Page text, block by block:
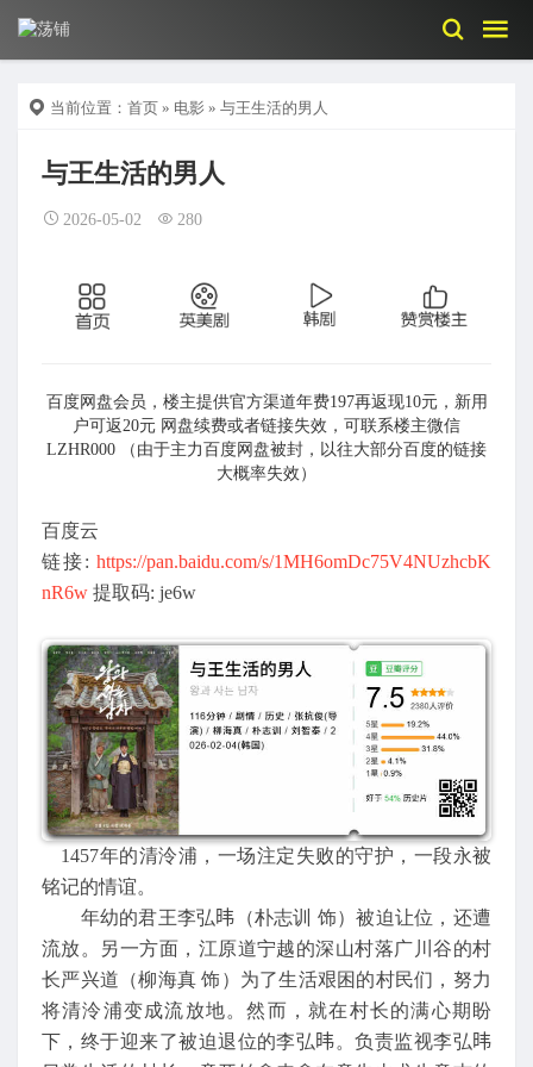
当前位置： 首页 » 电影 » 与王生活的男人
与王生活的男人
2026-05-02 280
百度网盘会员，楼主提供官方渠道年费197再返现10元，新用
户可返20元 网盘续费或者链接失效，可联系楼主微信
LZHR000 （由于主力百度网盘被封，以往大部分百度的链接
大概率失效）
百度云
链接: https://pan.baidu.com/s/1MH6omDc75V4NUzhcbK
nR6w 提取码: je6w
1457年的清泠浦，一场注定失败的守护，一段永被
铭记的情谊。
年幼的君王李弘𬀩（朴志训 饰）被迫让位，还遭
流放。另一方面，江原道宁越的深山村落广川谷的村
长严兴道（柳海真 饰）为了生活艰困的村民们，努力
将清泠浦变成流放地。然而，就在村长的满心期盼
下，终于迎来了被迫退位的李弘𬀩。负责监视李弘𬀩